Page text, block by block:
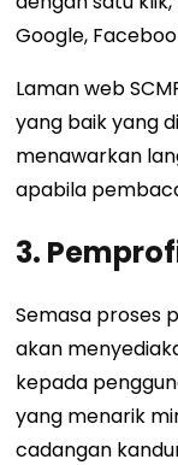
Google,
Laman web
yang baik yang
menawarkan
apabila
3.
Semasa proses
akan
kepada
yang menarik
cadangan